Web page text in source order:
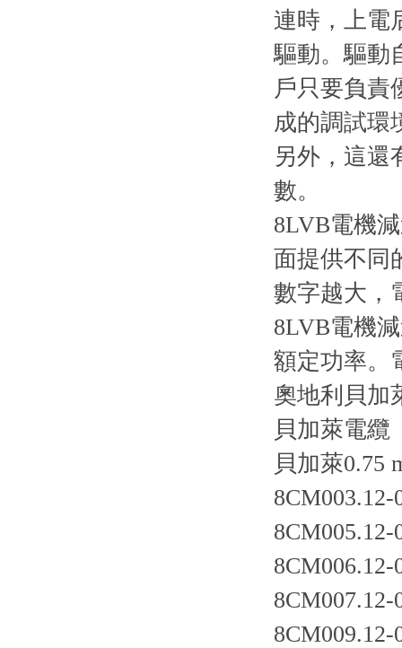
連時，上電
驅動。驅
戶只要負責
成的調試環
另外
數。
8LVB電機減
面提供不同
數字越大
8LVB電機
額定功率
奧地利貝加
貝加萊電纜
貝加萊0.75
8CM003.12-
8CM005.12-
8CM006.12-
8CM007.12-
8CM009.12-